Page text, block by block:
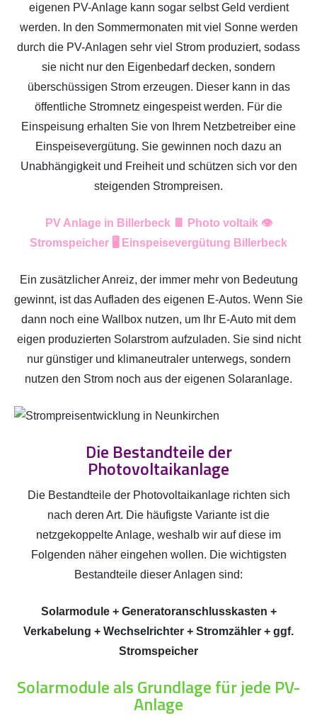
eigenen PV-Anlage kann sogar selbst Geld verdient
werden. In den Sommermonaten mit viel Sonne werden
durch die PV-Anlagen sehr viel Strom produziert, sodass
sie nicht nur den Eigenbedarf decken, sondern
überschüssigen Strom erzeugen. Dieser kann in das
öffentliche Stromnetz eingespeist werden. Für die
Einspeisung erhalten Sie von Ihrem Netzbetreiber eine
Einspeisevergütung. Sie gewinnen noch dazu an
Unabhängigkeit und Freiheit und schützen sich vor den
steigenden Strompreisen.
PV Anlage in Billerbeck 🍫 Photo voltaik 👁️
Stromspeicher 🖥️ Einspeisevergütung Billerbeck
Ein zusätzlicher Anreiz, der immer mehr von Bedeutung
gewinnt, ist das Aufladen des eigenen E-Autos. Wenn Sie
dann noch eine Wallbox nutzen, um Ihr E-Auto mit dem
eigen produzierten Solarstrom aufzuladen. Sie sind nicht
nur günstiger und klimaneutraler unterwegs, sondern
nutzen den Strom noch aus der eigenen Solaranlage.
Die Bestandteile der
Photovoltaikanlage
Die Bestandteile der Photovoltaikanlage richten sich
nach deren Art. Die häufigste Variante ist die
netzgekoppelte Anlage, weshalb wir auf diese im
Folgenden näher eingehen wollen. Die wichtigsten
Bestandteile dieser Anlagen sind:
Solarmodule + Generatoranschlusskasten +
Verkabelung + Wechselrichter + Stromzähler + ggf.
Stromspeicher
Solarmodule als Grundlage für jede PV-
Anlage